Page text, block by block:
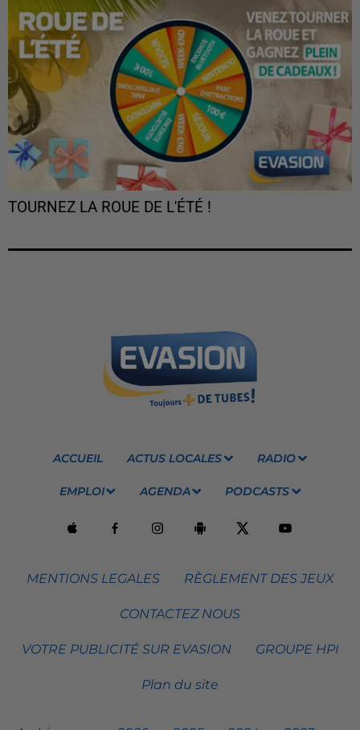
TOURNEZ LA ROUE DE L'ÉTÉ !
ACCUEIL ACTUS LOCALES RADIO
EMPLOI AGENDA PODCASTS
MENTIONS LEGALES RÈGLEMENT DES JEUX
CONTACTEZ NOUS
VOTRE PUBLICITÉ SUR EVASION GROUPE HPI
Plan du site